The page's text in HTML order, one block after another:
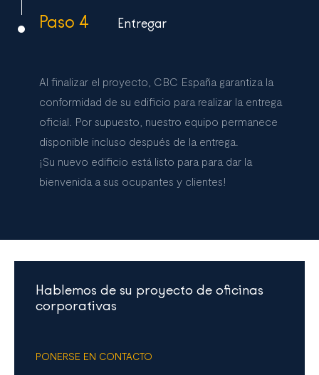
Paso 4 Entregar
Al finalizar el proyecto, CBC España garantiza la
conformidad de su edificio para realizar la entrega
oficial. Por supuesto, nuestro equipo permanece
disponible incluso después de la entrega.
¡Su nuevo edificio está listo para para dar la
bienvenida a sus ocupantes y clientes!
Hablemos de su proyecto de oficinas
corporativas
PONERSE EN CONTACTO